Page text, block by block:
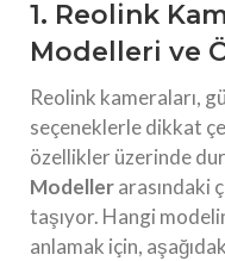
1. Reolink
Modelleri ve
Reolink kameraları,
seçeneklerle dikkat
özellikler üzerinde
Modellerarasındaki
taşıyor. Hangi
anlamak için,